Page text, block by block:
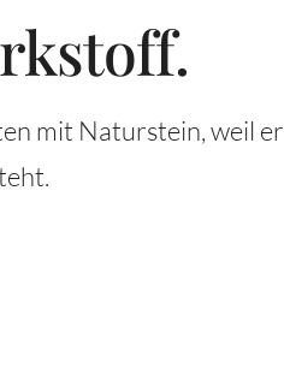
mit Naturstein, weil er